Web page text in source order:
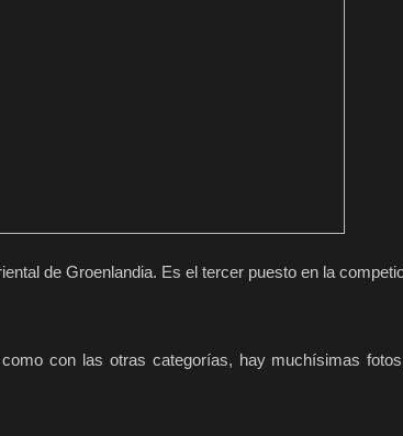
de Groenlandia. Es el tercer puesto en la
con las otras categorías, hay muchísimas